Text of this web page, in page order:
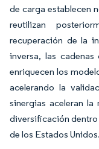
de carga establecen
reutilizan
recuperación de la
inversa, las
enriquecen los
acelerando la
sinergias aceleran
diversificación
de los Estados Unidos.